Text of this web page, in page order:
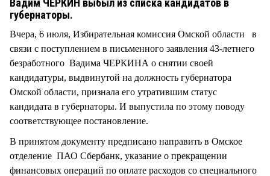
Вадим ЧЕРКИН выбыл из списка кандидатов в
губернаторы.
Вчера, 6 июля, Избирательная комиссия Омской области в
связи с поступлением в письменного заявления 43-летнего
безработного Вадима ЧЕРКИНА о снятии своей
кандидатуры, выдвинутой на должность губернатора
Омской области, признала его утратившим статус
кандидата в губернаторы. И выпустила по этому поводу
соответствующее постановление.
В принятом документу предписано направить в Омское
отделение ПАО Сбербанк, указание о прекращении
финансовых операций по оплате расходов со специального